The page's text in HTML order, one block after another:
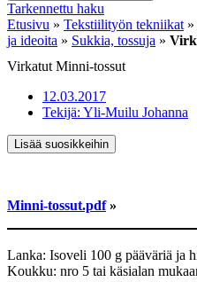
Tarkennettu haku
Etusivu » Tekstiilityön tekniikat »
ja ideoita » Sukkia, tossuja »
Virkatut Minni-tossut
12.03.2017
Tekijä: Yli-Muilu Johanna
Lisää suosikkeihin
Minni-tossut.pdf»
Lanka: Isoveli 100 g pääväriä ja
Koukku: nro 5 tai käsialan